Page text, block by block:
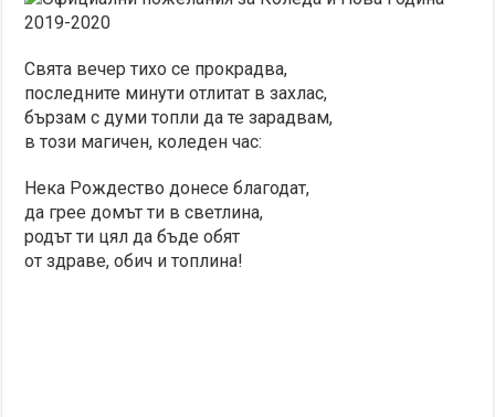
Свята вечер тихо се прокрадва,
последните минути отлитат в захлас,
бързам с думи топли да те зарадвам,
в този магичен, коледен час:
Нека Рождество донесе благодат,
да грее домът ти в светлина,
родът ти цял да бъде обят
от здраве, обич и топлина!